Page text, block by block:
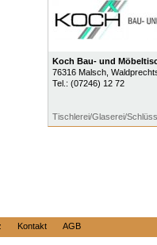
Koch Bau- und
76316 Malsch,
Tel.: (07246) 12 72
Tischlerei/Glaserei/
Kontakt AGB